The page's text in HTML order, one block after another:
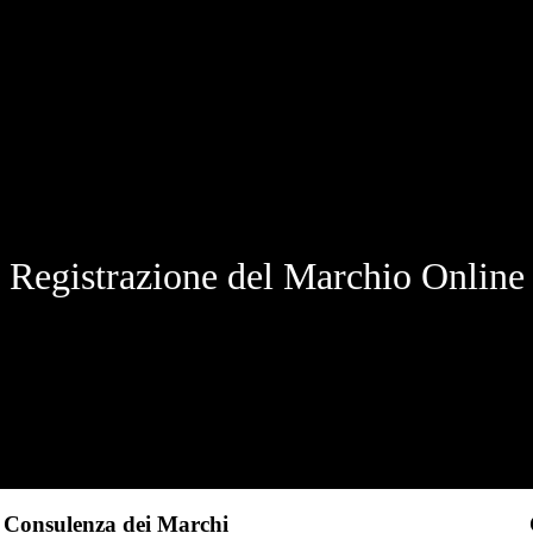
Registrazione del Marchio Online
Consulenza dei Marchi